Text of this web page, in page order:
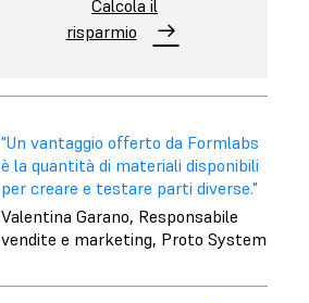
Calcola il
risparmio
"Un vantaggio offerto da Formlabs
è la quantità di materiali disponibili
per creare e testare parti diverse."
Valentina Garano, Responsabile
vendite e marketing, Proto System